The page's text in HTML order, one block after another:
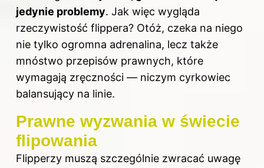
jedynie problemy. Jak więc wygląda
rzeczywistość flippera? Otóż, czeka na niego
nie tylko ogromna adrenalina, lecz także
mnóstwo przepisów prawnych, które
wymagają zręczności — niczym cyrkowiec
balansujący na linie.
Prawne wyzwania w świecie
flipowania
Flipperzy muszą szczególnie zwracać uwagę